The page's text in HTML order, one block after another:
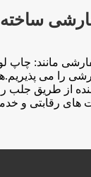
مانند: چاپ
را می
از طریق جلب